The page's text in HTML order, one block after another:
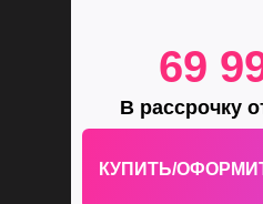
69
В рассрочку
КУПИТЬ/